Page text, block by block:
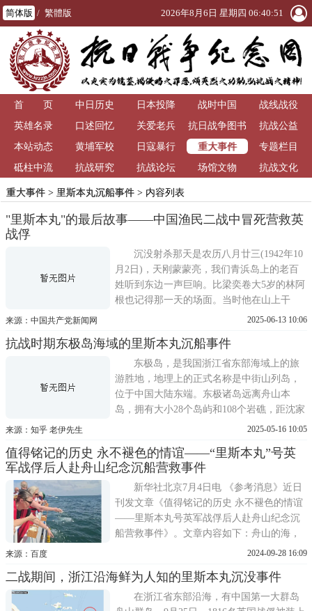
简体版 / 繁體版 2026年8月6日 星期四 06:40:51
首 页 中日历史 日本投降 战时中国
战线战役
英雄名录
口述回忆 关爱老兵
抗日战争图书
馆
抗战公益
本站动态
黄埔军校 日寇暴行 重大事件
专题栏目
砥柱中流
抗战研究 抗战论坛 场馆文物 抗战文化
重大事件> 里斯本丸沉船事件> 内容列表
"里斯本丸"的最后故事——中国渔民二战中冒死营救英
战俘
沉没射杀那天是农历八月廿三(1942年10
月2日)，天刚蒙蒙亮，我们青浜岛上的老百
姓听到东边一声巨响。比梁奕卷大5岁的林阿
根也记得那一天的场面。当时他在山上干
活，听到巨响抬头瞭望，只见东边海面上，
于中国东海的青浜岛，是中国最大群岛舟山
群岛的一座小岛，向东十多海里，是运输繁
忙的公海航线。
来源：中国共产党新闻网 2025-06-13 10:06
抗战时期东极岛海域的里斯本丸沉船事件
东极岛，是我国浙江省东部海域上的旅
游胜地，地理上的正式名称是中街山列岛，
位于中国大陆东端。东极诸岛远离舟山本
岛，拥有大小28个岛屿和108个岩礁，距沈家
门45公里。在镇政府所在庙子湖岛上，有一
本丸号纪念馆，记载着抗战时期发生在这片
海域的一次沉船事件，以及中国渔民舍生忘
死在日军枪口下救援盟军
来源：知乎 老伊先生 2025-05-16 10:05
值得铭记的历史 永不褪色的情谊——“里斯本丸”号英
军战俘后人赴舟山纪念沉船营救事件
新华社北京7月4日电 《参考消息》近日
刊发文章《值得铭记的历史 永不褪色的情谊
——里斯本丸号英军战俘后人赴舟山纪念沉
船营救事件》。文章内容如下：舟山的海，
见证了二战期间中国渔民勇救盟国俘虏的无
多名英军战俘的里斯本丸号返回日本途中，
在舟山附近海域被美军击沉，843人遇难，
来源：百度 2024-09-28 16:09
二战期间，浙江沿海鲜为人知的里斯本丸沉没事件
在浙江省东部沿海，有中国第一大群岛